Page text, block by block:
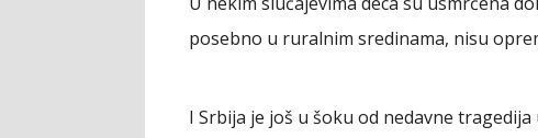
posebno u ruralnim sredinama, nisu
I Srbija je još u šoku od nedavne